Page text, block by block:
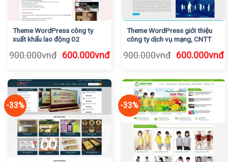
Theme WordPress công ty
xuất khẩu lao động 02
900.000vnđ Giá
900.000vnđ.
600.000vnđGiá
là:
600.000vnđ.
Theme WordPress giới thiệu
công ty dịch vụ mạng, CNTT
900.000vnđ Giá
900.000vnđ.
600.000vnđ
-33% -33%